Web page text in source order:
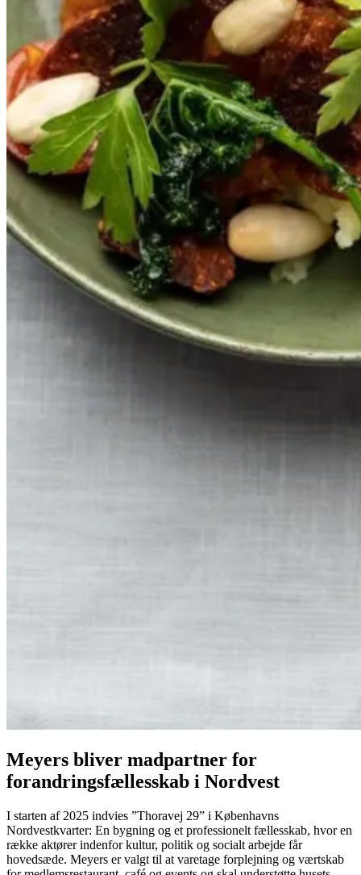
Meyers bliver madpartner for
forandringsfællesskab i Nordvest
I starten af 2025 indvies ”Thoravej 29” i Københavns
Nordvestkvarter: En bygning og et professionelt fællesskab, hvor en
række aktører indenfor kultur, politik og socialt arbejde får
hovedsæde. Meyers er valgt til at varetage forplejning og værtskab